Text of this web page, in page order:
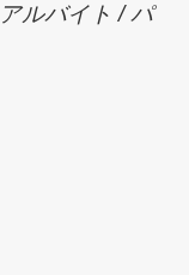
ルバイト / パ